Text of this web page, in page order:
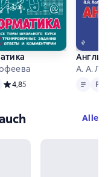
Средний рейтинг 4,8 на
4,85
А. А.
Text PDF
Alle